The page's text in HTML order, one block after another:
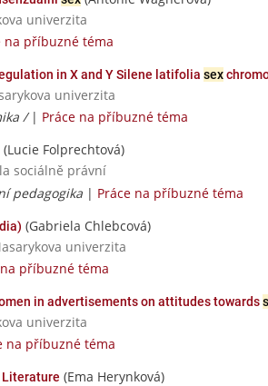
univerzita
na příbuzné téma
in X and Y Silene latifolia sex
univerzita
/ | Práce na příbuzné téma
(Lucie Folprechtová)
sociálně právní
pedagogika | Práce na příbuzné téma
(Gabriela Chlebcová)
univerzita
příbuzné téma
in advertisements on attitudes towards
univerzita
na příbuzné téma
Literature (Ema Herynková)